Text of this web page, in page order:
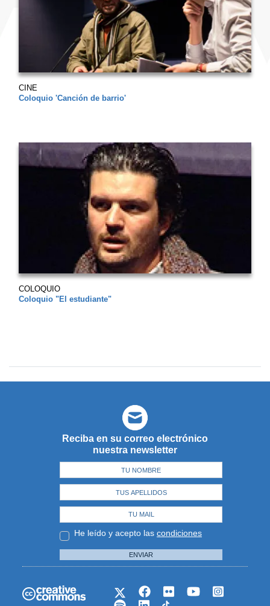
CINE
Coloquio 'Canción de barrio'
COLOQUIO
Coloquio "El estudiante"
Reciba en su correo electrónico
nuestra newsletter
He leído y acepto las condiciones
ENVIAR